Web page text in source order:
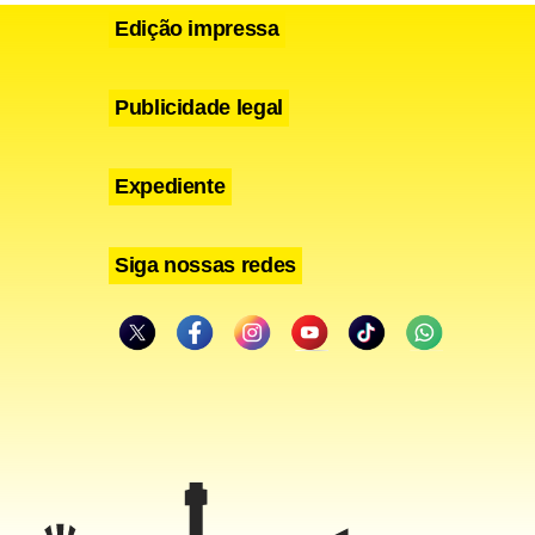
Povo e se
dos
petista
de
Edição impressa
Publicidade legal
Expediente
Siga nossas redes